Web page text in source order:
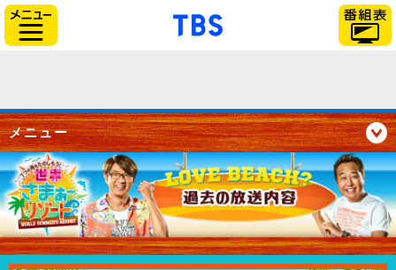
「TBSテレビ」トップページ
メニュー